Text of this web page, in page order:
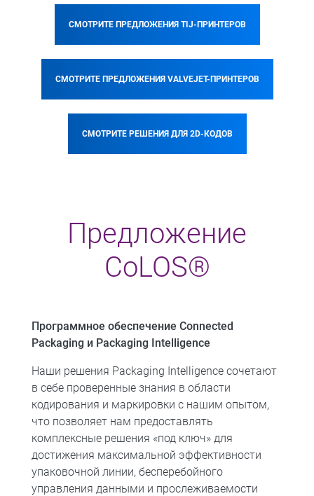
СМОТРИТЕ ПРЕДЛОЖЕНИЯ TIJ-ПРИНТЕРОВ
СМОТРИТЕ ПРЕДЛОЖЕНИЯ VALVEJET-ПРИНТЕРОВ
СМОТРИТЕ РЕШЕНИЯ ДЛЯ 2D-КОДОВ
Предложение
CoLOS®
Программное обеспечение Connected
Packaging и Packaging Intelligence
Наши решения Packaging Intelligence сочетают
в себе проверенные знания в области
кодирования и маркировки с нашим опытом,
что позволяет нам предоставлять
комплексные решения «под ключ» для
достижения максимальной эффективности
упаковочной линии, бесперебойного
управления данными и прослеживаемости